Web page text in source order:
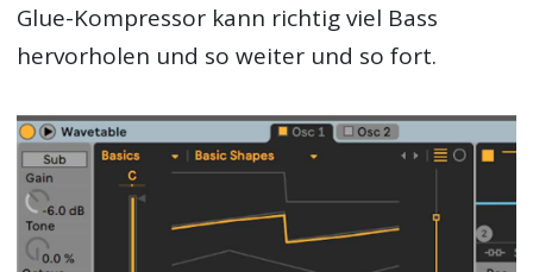
Glue-Kompressor kann richtig viel Bass
hervorholen und so weiter und so fort.